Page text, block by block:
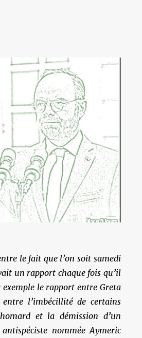
le fait que l’on soit samedi
un rapport chaque fois qu’il
le rapport entre Greta
l’imbécillité de certains
et la démission d’un
nommée Aymeric